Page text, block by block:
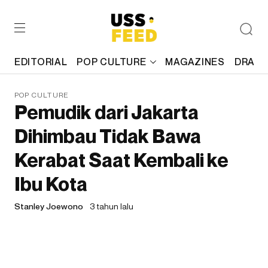
EDITORIAL POP CULTURE MAGAZINES
POP CULTURE
Pemudik dari Jakarta
Dihimbau Tidak Bawa
Kerabat Saat Kembali ke
Ibu Kota
Stanley Joewono 3 tahun lalu